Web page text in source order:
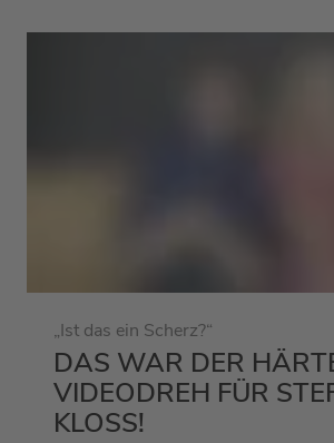
„Ist das ein Scherz?“
DAS WAR DER
VIDEODREH FÜR
KLOSS!